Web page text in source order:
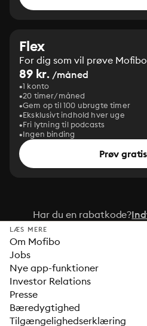
Flex
For dig som vil prøve
89 kr. /måned
1 konto
20 timer/måned
Gem op til 100 ubrugte timer
Eksklusivt indhold hver uge
Fri lytning til podcasts
Ingen binding
Prøv gratis
Har du en rabatkode?
LÆS MERE
Om Mofibo
Jobs
Nye app-funktioner
Investor Relations
Presse
Bæredygtighed
Tilgængelighedserklæring